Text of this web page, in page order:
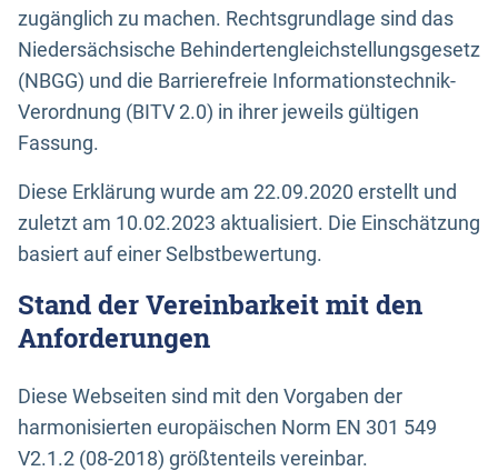
zugänglich zu machen. Rechtsgrundlage sind das
Niedersächsische Behindertengleichstellungsgesetz
(NBGG) und die Barrierefreie Informationstechnik-
Verordnung (BITV 2.0) in ihrer jeweils gültigen
Fassung.
Diese Erklärung wurde am 22.09.2020 erstellt und
zuletzt am 10.02.2023 aktualisiert. Die Einschätzung
basiert auf einer Selbstbewertung.
Stand der Vereinbarkeit mit den
Anforderungen
Diese Webseiten sind mit den Vorgaben der
harmonisierten europäischen Norm EN 301 549
V2.1.2 (08-2018) größtenteils vereinbar.